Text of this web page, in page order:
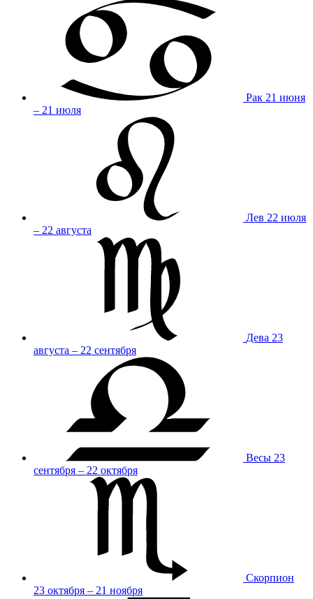
Рак 21 июня
– 21 июля
Лев 22 июля
– 22 августа
Дева 23
августа – 22 сентября
Весы 23
сентября – 22 октября
Скорпион
23 октября – 21 ноября